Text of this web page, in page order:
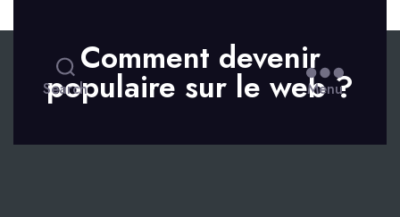
Search
Comment devenir
populaire sur le web ?
Menu